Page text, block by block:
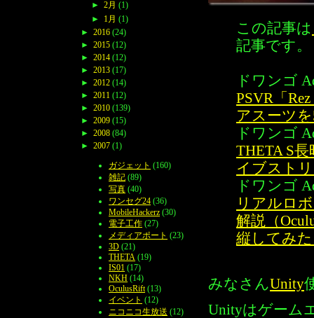
この記事は
記事です。
ドワンゴ
PSVR「
アスーツ
ドワンゴ
THETA S
イブスト
ドワンゴ
リアルロ
解説（
縦してみ
みなさんUnity
Unityはゲーム
► 2月 (1)
►
1月 (1)
► 2016 (24)
► 2015 (12)
► 2014 (12)
► 2013 (17)
► 2012 (14)
► 2011 (12)
► 2010 (139)
► 2009 (15)
► 2008 (84)
► 2007 (1)
ガジェット (160)
雑記 (89)
写真 (40)
ワンセグ24 (36)
MobileHackerz (30)
電子工作 (27)
メディアポート (23)
3D (21)
THETA (19)
IS01 (17)
NKH (14)
OculusRift (13)
イベント (12)
ニコニコ生放送 (12)